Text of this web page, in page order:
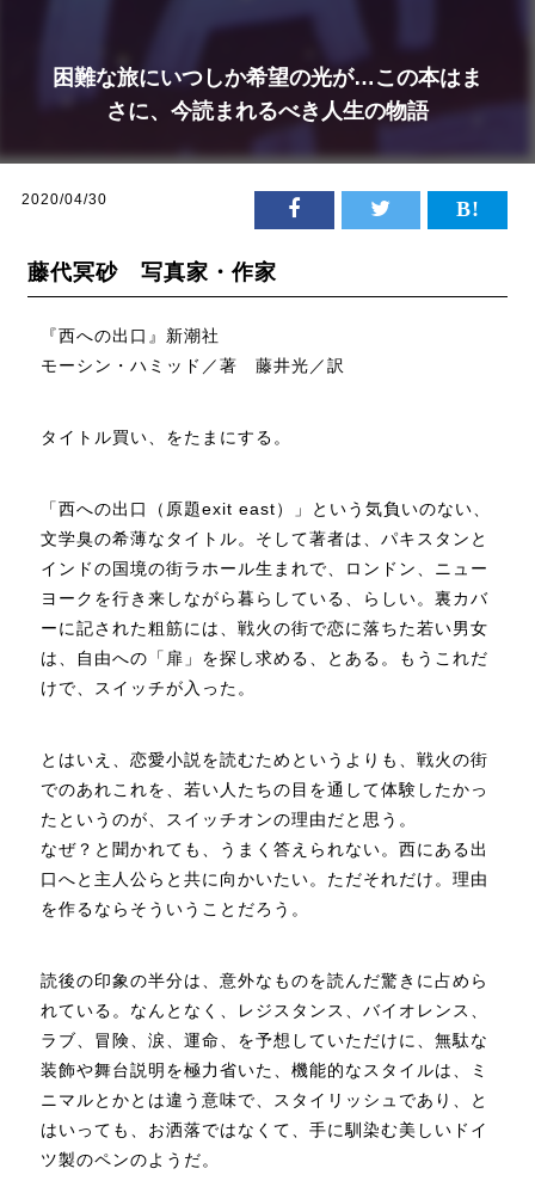
困難な旅にいつしか希望の光が…この本はま
さに、今読まれるべき人生の物語
2020/04/30
藤代冥砂 写真家・作家
『西への出口』新潮社
モーシン・ハミッド／著 藤井光／訳
タイトル買い、をたまにする。
「西への出口（原題exit east）」という気負いのない、
文学臭の希薄なタイトル。そして著者は、パキスタンと
インドの国境の街ラホール生まれで、ロンドン、ニュー
ヨークを行き来しながら暮らしている、らしい。裏カバ
ーに記された粗筋には、戦火の街で恋に落ちた若い男女
は、自由への「扉」を探し求める、とある。もうこれだ
けで、スイッチが入った。
とはいえ、恋愛小説を読むためというよりも、戦火の街
でのあれこれを、若い人たちの目を通して体験したかっ
たというのが、スイッチオンの理由だと思う。
なぜ？と聞かれても、うまく答えられない。西にある出
口へと主人公らと共に向かいたい。ただそれだけ。理由
を作るならそういうことだろう。
読後の印象の半分は、意外なものを読んだ驚きに占めら
れている。なんとなく、レジスタンス、バイオレンス、
ラブ、冒険、涙、運命、を予想していただけに、無駄な
装飾や舞台説明を極力省いた、機能的なスタイルは、ミ
ニマルとかとは違う意味で、スタイリッシュであり、と
はいっても、お洒落ではなくて、手に馴染む美しいドイ
ツ製のペンのようだ。